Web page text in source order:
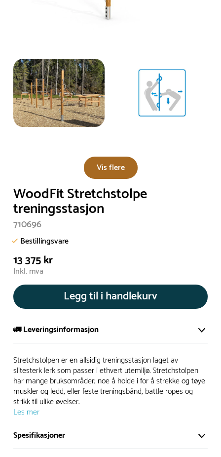
Vis flere
WoodFit Stretchstolpe
treningsstasjon
710696
Bestillingsvare
13 375 kr
Inkl. mva
Legg til i handlekurv
🚛 Leveringsinformasjon
De aller fleste av våre lekeapparat produseres på bestilling.
Leveringstid på bestillingsvarer vil være 8+ uker.
I høysesong må lengre leveringstid påregnes.
Rask levering
Hos oss finner du flere produkter merket ‘Rask Levering’.
Dette er produkter som normalt sett er bestillingsvarer,
Stretchstolpen er en allsidig treningsstasjon laget av
slitesterk lerk som passer i ethvert utemiljø. Stretchstolpen
har mange bruksområder; noe å holde i for å strekke og tøye
muskler og ledd, eller feste treningsbånd, battle ropes og
strikk til ulike øvelser.
Les mer
Spesifikasjoner